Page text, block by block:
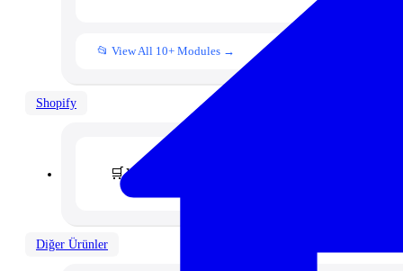
📂 View All 10+ Modules →
Shopify
🛒Vertex — Premium B2B & Wholesale Theme
Diğer Ürünler